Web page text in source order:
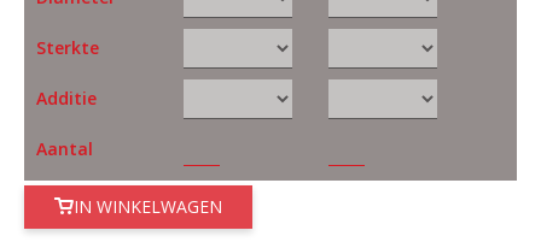
Sterkte
Additie
Aantal
IN WINKELWAGEN